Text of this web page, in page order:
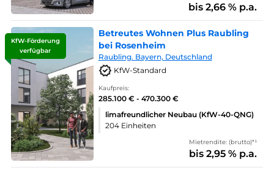
bis 2,66 % p.a.
KfW-Förderung
verfügbar
Betreutes Wohnen Plus Raubling
bei Rosenheim
Raubling. Bayern, Deutschland
KfW-Standard
Kaufpreis:
285.100 € - 470.300 €
limafreundlicher Neubau (KfW-40-QNG)
204 Einheiten
Mietrendite: (brutto)*¹
bis 2,95 % p.a.